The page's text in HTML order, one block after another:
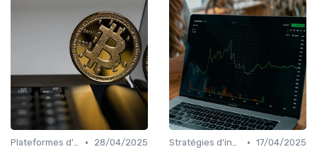
Plateformes d'échange et portefeuilles •
28/04/2025
Stratégies d'investissement • 17/04/2025